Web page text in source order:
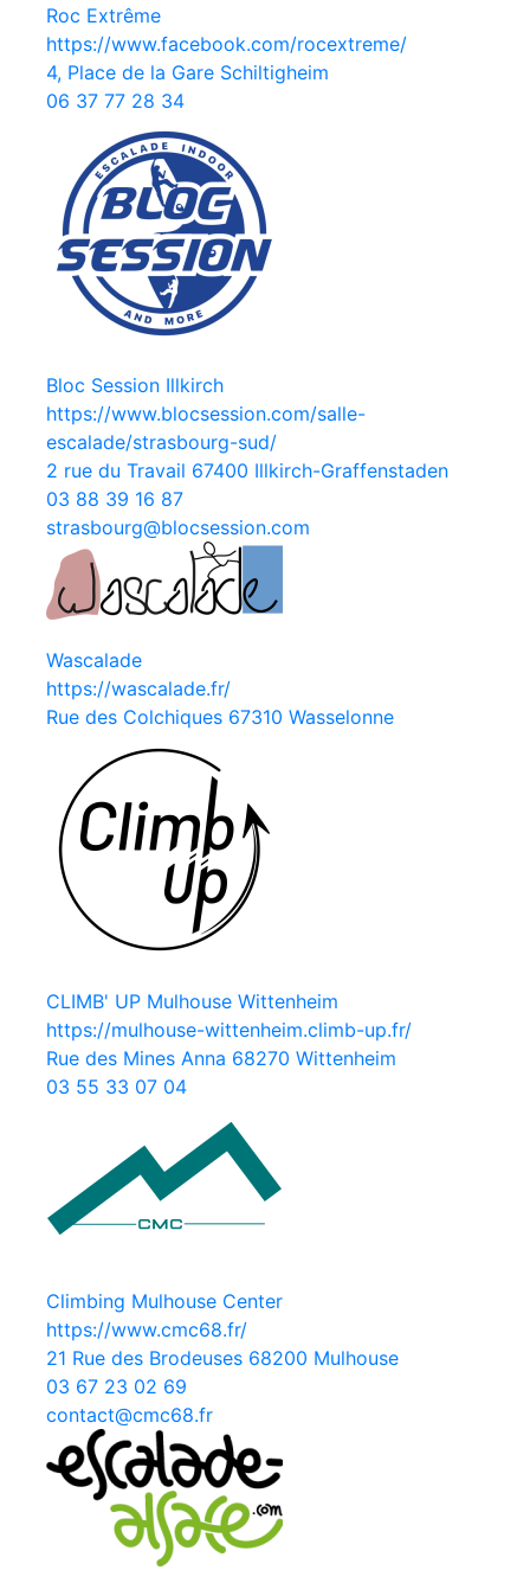
Roc Extrême
https://www.facebook.com/rocextreme/
4, Place de la Gare Schiltigheim
06 37 77 28 34
Bloc Session Illkirch
https://www.blocsession.com/salle-
escalade/strasbourg-sud/
2 rue du Travail 67400 Illkirch-Graffenstaden
03 88 39 16 87
strasbourg@blocsession.com
Wascalade
https://wascalade.fr/
Rue des Colchiques 67310 Wasselonne
CLIMB' UP Mulhouse Wittenheim
https://mulhouse-wittenheim.climb-up.fr/
Rue des Mines Anna 68270 Wittenheim
03 55 33 07 04
Climbing Mulhouse Center
https://www.cmc68.fr/
21 Rue des Brodeuses 68200 Mulhouse
03 67 23 02 69
contact@cmc68.fr